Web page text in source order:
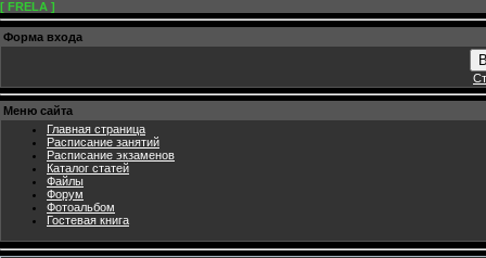
[ FRELA ]
Форма входа
Меню сайта
Главная страница
Расписание занятий
Расписание экзаменов
Каталог статей
Файлы
Форум
Фотоальбом
Гостевая книга